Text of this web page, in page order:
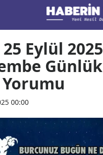
25 Eylül 2025
Günlük
00:00